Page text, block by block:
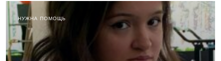
НУЖНА ПОМОЩЬ